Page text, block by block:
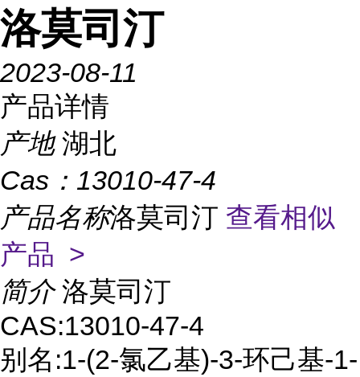
洛莫司汀
2023-08-11
产品详情
产地 湖北
Cas： 13010-47-4
产品名称洛莫司汀 查看相似
产品 >
简介 洛莫司汀
CAS:13010-47-4
别名:1-(2-氯乙基)-3-环己基-1-